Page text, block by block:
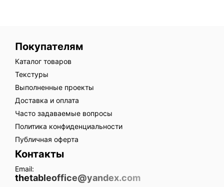
Покупателям
Каталог товаров
Текстуры
Выполненные проекты
Доставка и оплата
Часто задаваемые вопросы
Политика конфиденциальности
Публичная оферта
Контакты
Email:
thetableoffice@yandex.com